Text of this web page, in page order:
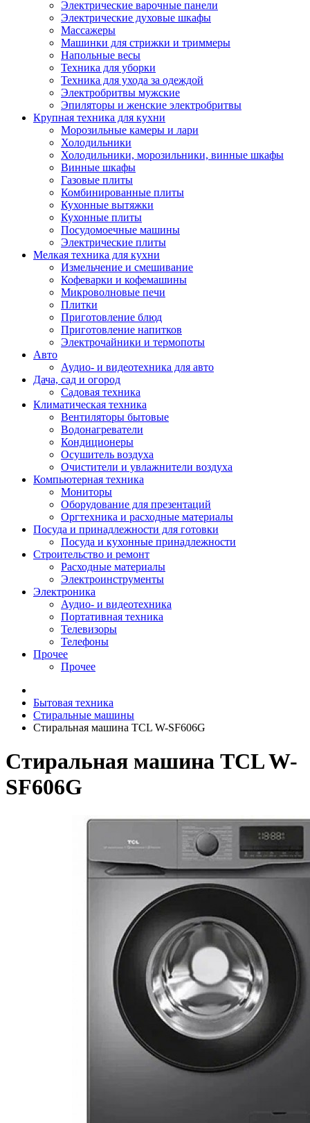
Электрические варочные панели
Электрические духовые шкафы
Массажеры
Машинки для стрижки и триммеры
Напольные весы
Техника для уборки
Техника для ухода за одеждой
Электробритвы мужские
Эпиляторы и женские электробритвы
Крупная техника для кухни
Морозильные камеры и лари
Холодильники
Холодильники, морозильники, винные шкафы
Винные шкафы
Газовые плиты
Комбинированные плиты
Кухонные вытяжки
Кухонные плиты
Посудомоечные машины
Электрические плиты
Мелкая техника для кухни
Измельчение и смешивание
Кофеварки и кофемашины
Микроволновые печи
Плитки
Приготовление блюд
Приготовление напитков
Электрочайники и термопоты
Авто
Аудио- и видеотехника для авто
Дача, сад и огород
Садовая техника
Климатическая техника
Вентиляторы бытовые
Водонагреватели
Кондиционеры
Осушитель воздуха
Очистители и увлажнители воздуха
Компьютерная техника
Мониторы
Оборудование для презентаций
Оргтехника и расходные материалы
Посуда и принадлежности для готовки
Посуда и кухонные принадлежности
Строительство и ремонт
Расходные материалы
Электроинструменты
Электроника
Аудио- и видеотехника
Портативная техника
Телевизоры
Телефоны
Прочее
Прочее
Бытовая техника
Стиральные машины
Стиральная машина TCL W-SF606G
Стиральная машина TCL W-
SF606G